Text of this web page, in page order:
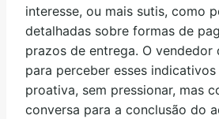
interesse, ou mais sutis, como
detalhadas sobre formas de
prazos de entrega. O vendedor
para perceber esses
proativa, sem pressionar, mas
conversa para a conclusão do